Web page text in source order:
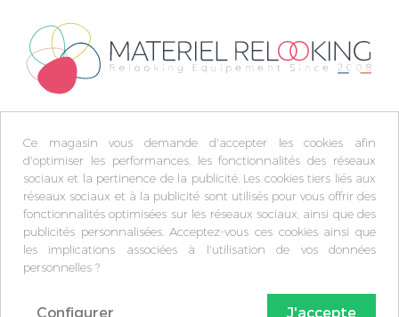
Ce magasin vous demande d'accepter les cookies afin
d'optimiser les performances, les fonctionnalités des réseaux
sociaux et la pertinence de la publicité. Les cookies tiers liés aux
réseaux sociaux et à la publicité sont utilisés pour vous offrir des
fonctionnalités optimisées sur les réseaux sociaux, ainsi que des
publicités personnalisées. Acceptez-vous ces cookies ainsi que
les implications associées à l'utilisation de vos données
personnelles ?
J'accepte
Configurer